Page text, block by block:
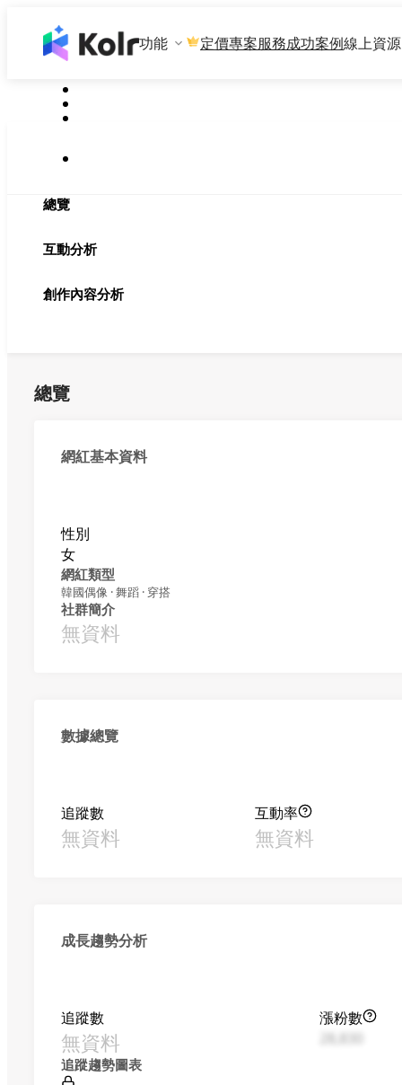
功能 定價專案服務成功案例線上資源
總覽
互動分析
創作內容分析
總覽
網紅基本資料
性別
女
網紅類型
韓國偶像 · 舞蹈 · 穿搭
社群簡介
無資料
數據總覽
追蹤數
無資料
互動率
無資料
成長趨勢分析
追蹤數
無資料
漲粉數
追蹤趨勢圖表